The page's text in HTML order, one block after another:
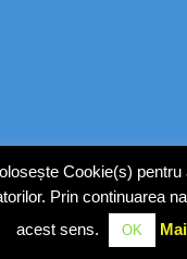
© Wakatech
Cookie(s)
Prin continuarea
acest sens.
OK